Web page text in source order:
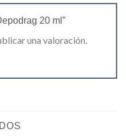
20 ml”
una valoración.